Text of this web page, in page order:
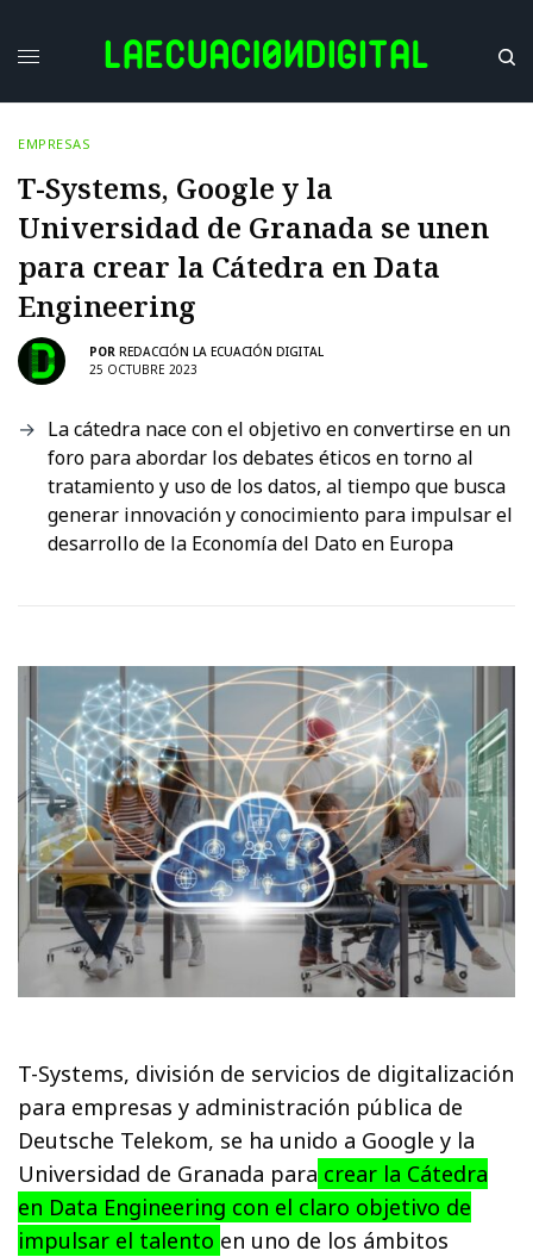
EMPRESAS
T-Systems, Google y la
Universidad de Granada se unen
para crear la Cátedra en Data
Engineering
POR REDACCIÓN LA ECUACIÓN DIGITAL
25 OCTUBRE 2023
La cátedra nace con el objetivo en convertirse en un
foro para abordar los debates éticos en torno al
tratamiento y uso de los datos, al tiempo que busca
generar innovación y conocimiento para impulsar el
desarrollo de la Economía del Dato en Europa
T-Systems, división de servicios de digitalización
para empresas y administración pública de
Deutsche Telekom, se ha unido a Google y la
Universidad de Granada para crear la Cátedra
en Data Engineering con el claro objetivo de
impulsar el talento en uno de los ámbitos